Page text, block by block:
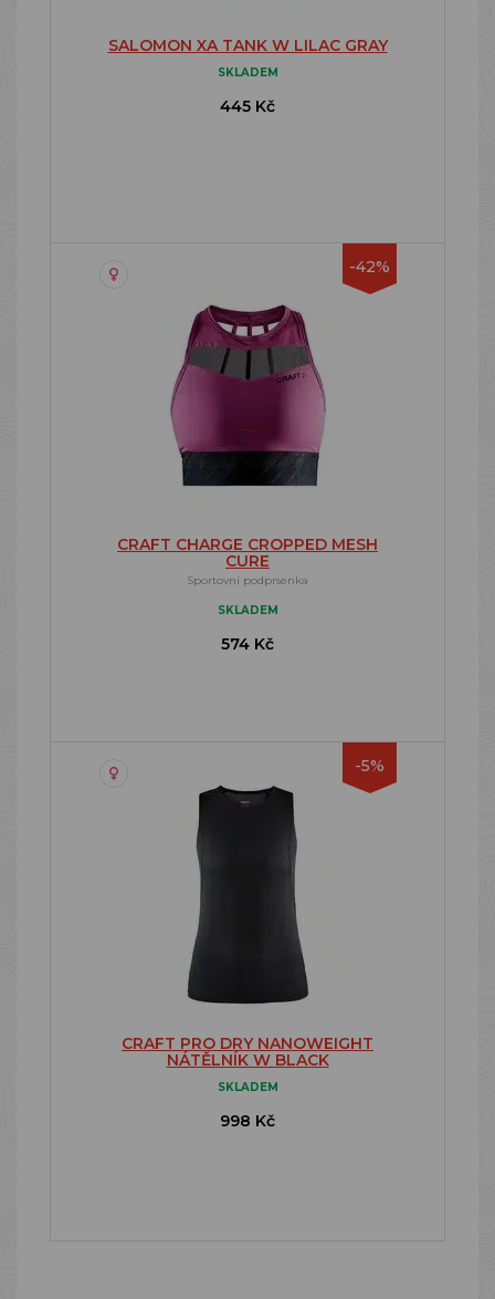
SALOMON XA TANK W LILAC GRAY
SKLADEM
445 Kč
-42%
CRAFT CHARGE CROPPED MESH
CURE
Sportovní podprsenka
SKLADEM
574 Kč
-5%
CRAFT PRO DRY NANOWEIGHT
NÁTĚLNÍK W BLACK
SKLADEM
998 Kč